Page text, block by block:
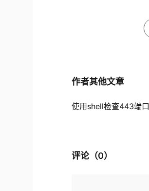
作者其他文章
使用shell检查443端口
评论（0）